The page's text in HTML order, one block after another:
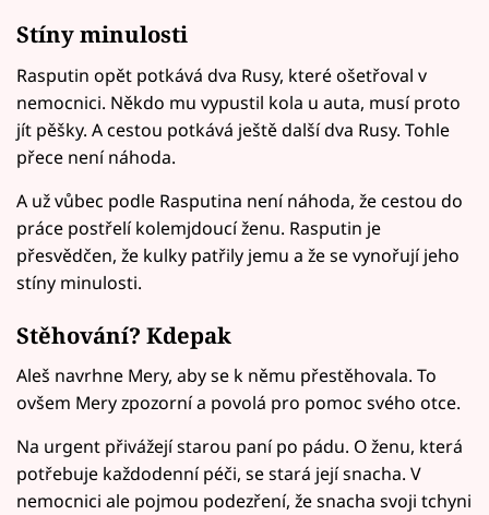
Stíny minulosti
Rasputin opět potkává dva Rusy, které ošetřoval v
nemocnici. Někdo mu vypustil kola u auta, musí proto
jít pěšky. A cestou potkává ještě další dva Rusy. Tohle
přece není náhoda.
A už vůbec podle Rasputina není náhoda, že cestou do
práce postřelí kolemjdoucí ženu. Rasputin je
přesvědčen, že kulky patřily jemu a že se vynořují jeho
stíny minulosti.
Stěhování? Kdepak
Aleš navrhne Mery, aby se k němu přestěhovala. To
ovšem Mery zpozorní a povolá pro pomoc svého otce.
Na urgent přivážejí starou paní po pádu. O ženu, která
potřebuje každodenní péči, se stará její snacha. V
nemocnici ale pojmou podezření, že snacha svoji tchyni